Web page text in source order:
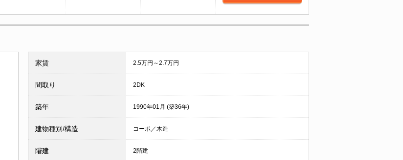
家賃 2.5万円～2.7万円
間取り 2DK
築年 1990年01月 (築36年)
建物種別/構造 コーポ／木造
階建 2階建